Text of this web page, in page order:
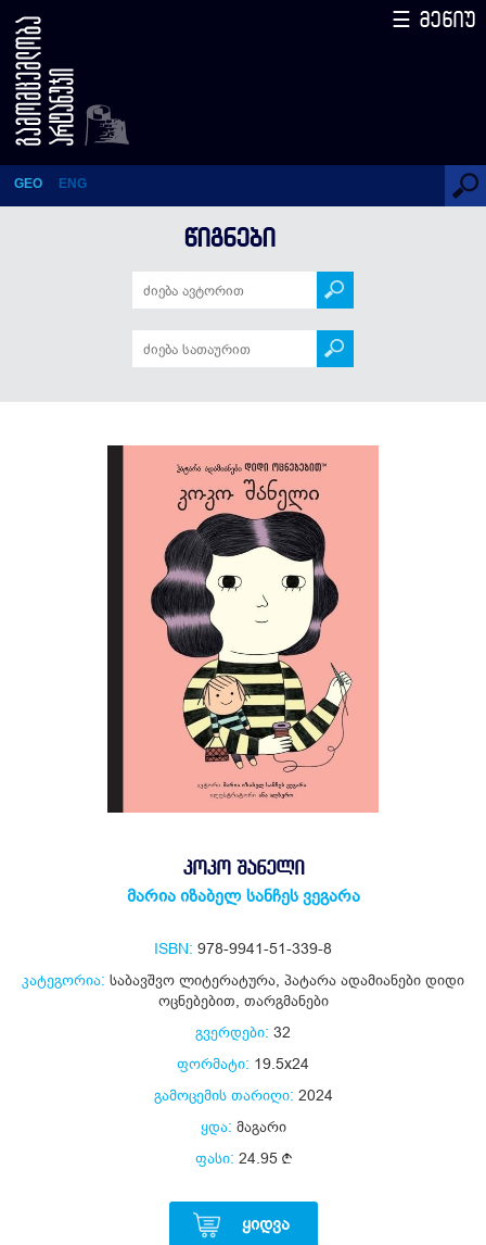
კოკო შანელი
GEO ENG
☰ მენიუ
ᲬᲘᲒᲜᲔᲑᲘ
ᲙᲝᲙᲝ ᲨᲐᲜᲔᲚᲘ
მარია იზაბელ სანჩეს ვეგარა
ISBN: 978-9941-51-339-8
კატეგორია: საბავშვო ლიტერატურა პატარა ადამიანები დიდი
ოცნებებით თარგმანები
გვერდები: 32
ფორმატი: 19.5x24
გამოცემის თარიღი: 2024
ყდა: მაგარი
ფასი: 24.95
ᲧᲘᲓᲕᲐ